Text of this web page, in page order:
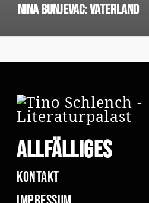
Nina Bunjevac: Vaterland
Allfälliges
Kontakt